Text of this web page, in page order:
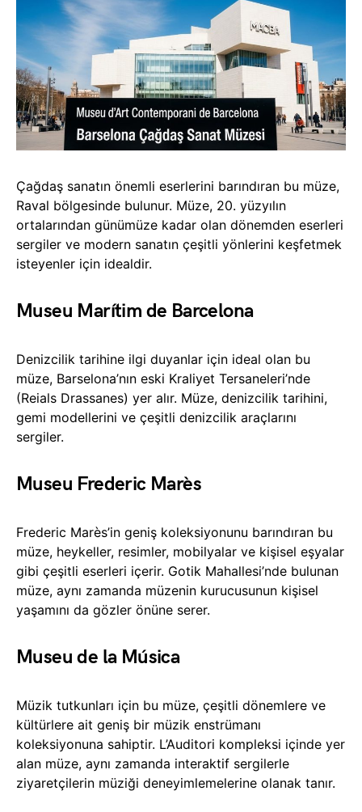
Çağdaş sanatın önemli eserlerini barındıran bu müze,
Raval bölgesinde bulunur. Müze, 20. yüzyılın
ortalarından günümüze kadar olan dönemden eserleri
sergiler ve modern sanatın çeşitli yönlerini keşfetmek
isteyenler için idealdir.
Museu Marítim de Barcelona
Denizcilik tarihine ilgi duyanlar için ideal olan bu
müze, Barselona’nın eski Kraliyet Tersaneleri’nde
(Reials Drassanes) yer alır. Müze, denizcilik tarihini,
gemi modellerini ve çeşitli denizcilik araçlarını
sergiler.
Museu Frederic Marès
Frederic Marès’in geniş koleksiyonunu barındıran bu
müze, heykeller, resimler, mobilyalar ve kişisel eşyalar
gibi çeşitli eserleri içerir. Gotik Mahallesi’nde bulunan
müze, aynı zamanda müzenin kurucusunun kişisel
yaşamını da gözler önüne serer.
Museu de la Música
Müzik tutkunları için bu müze, çeşitli dönemlere ve
kültürlere ait geniş bir müzik enstrümanı
koleksiyonuna sahiptir. L’Auditori kompleksi içinde yer
alan müze, aynı zamanda interaktif sergilerle
ziyaretçilerin müziği deneyimlemelerine olanak tanır.